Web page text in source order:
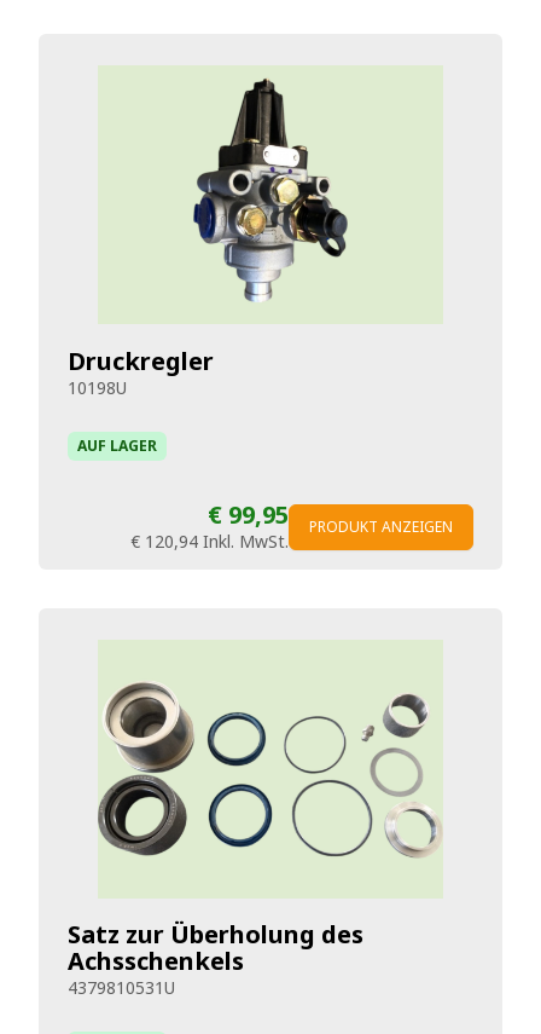
Druckregler
10198U
AUF LAGER
€ 99,95
€ 120,94 Inkl. MwSt.
PRODUKT ANZEIGEN
Satz zur Überholung des
Achsschenkels
4379810531U